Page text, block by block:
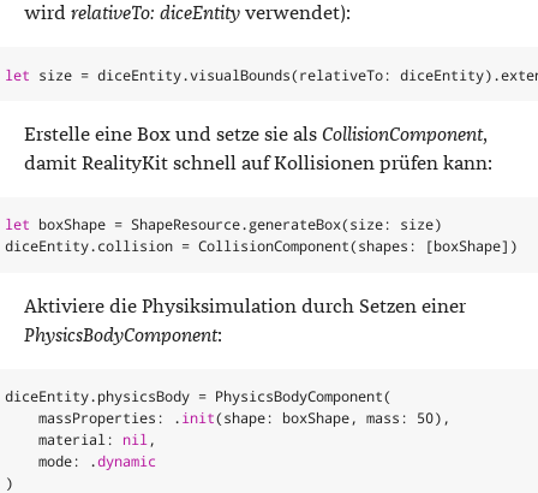
wird relativeTo: diceEntity verwendet):
let size = diceEntity.visualBounds(relativeTo: diceEntity).
Erstelle eine Box und setze sie als CollisionComponent,
damit RealityKit schnell auf Kollisionen prüfen kann:
let boxShape = ShapeResource.generateBox(size: size)
diceEntity.collision = CollisionComponent(shapes : [boxShape])
Aktiviere die Physiksimulation durch Setzen einer
PhysicsBodyComponent:
diceEntity.physicsBody = PhysicsBodyComponent(
massProperties : .init(shape: boxShape, mass : 50),
material : nil ,
mode: .dynamic
)